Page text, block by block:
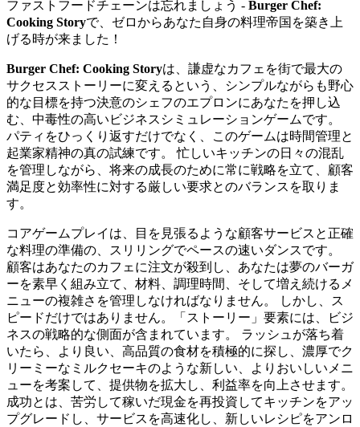
ファストフードチェーンは忘れましょう - Burger Chef:
Cooking Storyで、ゼロからあなた自身の料理帝国を築き上
げる時が来ました！
Burger Chef: Cooking Storyは、謙虚なカフェを街で最大の
サクセスストーリーに変えるという、シンプルながらも野心
的な目標を持つ決意のシェフのエプロンにあなたを押し込
む、中毒性の高いビジネスシミュレーションゲームです。
パティをひっくり返すだけでなく、このゲームは時間管理と
起業家精神の真の試練です。 忙しいキッチンの日々の混乱
を管理しながら、将来の成長のために常に戦略を立て、顧客
満足度と効率性に対する厳しい要求とのバランスを取りま
す。
コアゲームプレイは、目を見張るような顧客サービスと正確
な料理の準備の、スリリングでペースの速いダンスです。
顧客はあなたのカフェに注文が殺到し、あなたは夢のバーガ
ーを素早く組み立て、材料、調理時間、そして増え続けるメ
ニューの複雑さを管理しなければなりません。 しかし、ス
ピードだけではありません。「ストーリー」要素には、ビジ
ネスの戦略的な側面が含まれています。 ラッシュが落ち着
いたら、より良い、高品質の食材を積極的に探し、濃厚でク
リーミーなミルクセーキのような新しい、よりおいしいメニ
ューを考案して、提供物を拡大し、利益率を向上させます。
成功とは、苦労して稼いだ現金を再投資してキッチンをアッ
プグレードし、サービスを高速化し、新しいレシピをアンロ